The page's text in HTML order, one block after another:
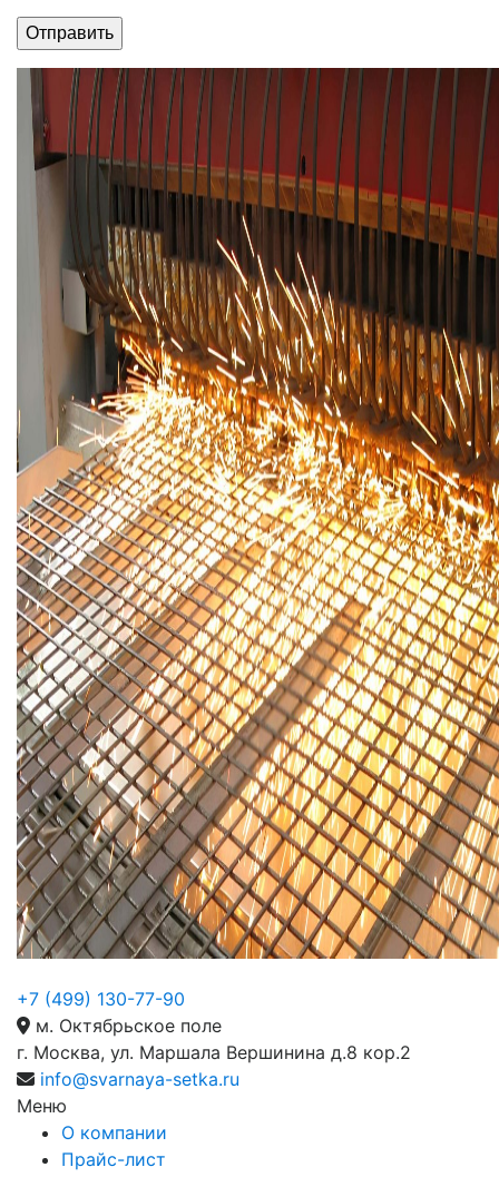
+7 (499) 130-77-90
м. Октябрьское поле
г. Москва, ул. Маршала Вершинина д.8 кор.2
info@svarnaya-setka.ru
Меню
О компании
Прайс-лист